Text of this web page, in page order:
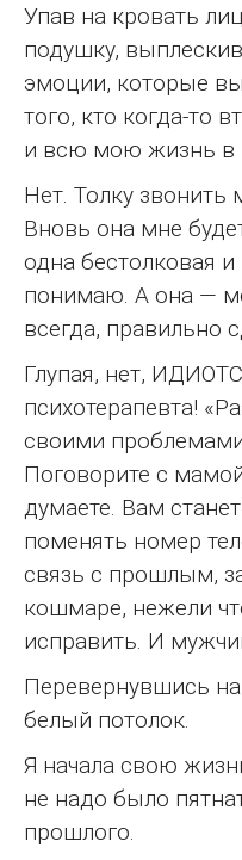
Упав на кровать
подушку,
эмоции, которые
того, кто когда-то
и всю мою жизнь в
Нет. Толку звонить
Вновь она мне
одна бестолковая
понимаю. А она —
всегда, правильно
Глупая, нет,
психотерапевта!
своими
Поговорите с
думаете. Вам
поменять номер
связь с прошлым,
кошмаре, нежели
исправить. И
Перевернувшись на
белый потолок.
Я начала свою
не надо было
прошлого.